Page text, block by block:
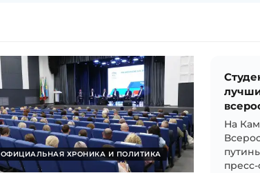
ОФИЦИАЛЬНАЯ ХРОНИКА И ПОЛИТИКА
На